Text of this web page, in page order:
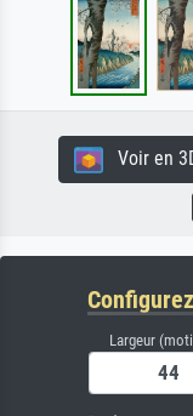
Voir en
Largeur